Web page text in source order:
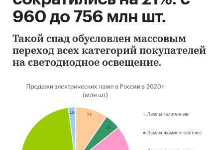
960 до 756 млн шт.
Такой спад обусловлен массовым
переход всех категорий покупателей
на светодиодное освещение.